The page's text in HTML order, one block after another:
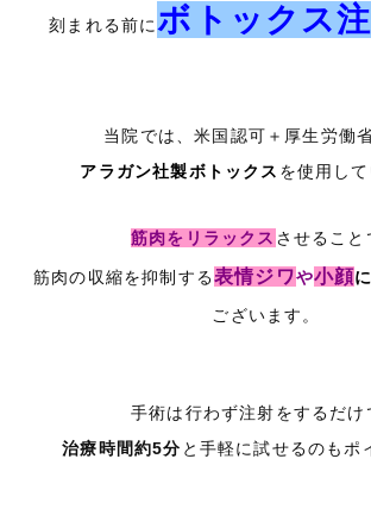
刻まれる前にボトックス
当院では、米国認可＋厚生労働
アラガン社製ボトックス を使用し
筋肉をリラックス させること
筋肉の収縮を抑制する表情ジワや小顔
ございます。
手術は行わず注射をするだけ
治療時間約5分 と手軽に試せるのもポ